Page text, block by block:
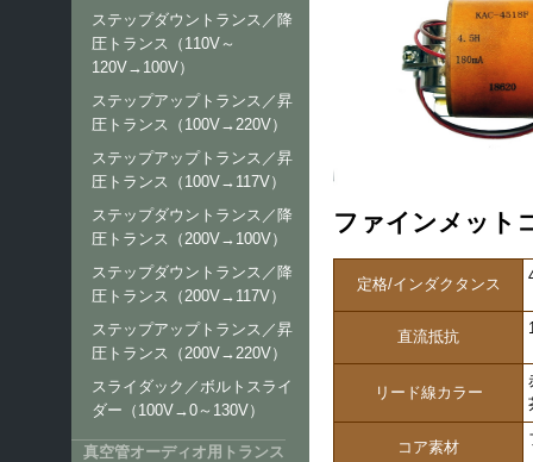
ファインメット
定格/インダクタンス
直流抵抗
リード線カラー
コア素材
ステップダウントランス／降
圧トランス（110V～
120V→100V）
ステップアップトランス／昇
圧トランス（100V→220V）
ステップアップトランス／昇
圧トランス（100V→117V）
ステップダウントランス／降
圧トランス（200V→100V）
ステップダウントランス／降
圧トランス（200V→117V）
ステップアップトランス／昇
圧トランス（200V→220V）
スライダック／ボルトスライ
ダー（100V→0～130V）
真空管オーディオ用トランス